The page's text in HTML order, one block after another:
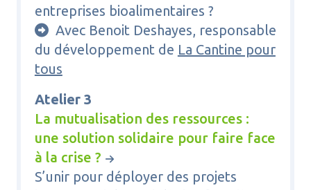
entreprises bioalimentaires ?
Avec Benoit Deshayes, responsable
du développement de La Cantine pour
tous
Atelier 3
La mutualisation des ressources :
une solution solidaire pour faire face
à la crise ?
S’unir pour déployer des projets